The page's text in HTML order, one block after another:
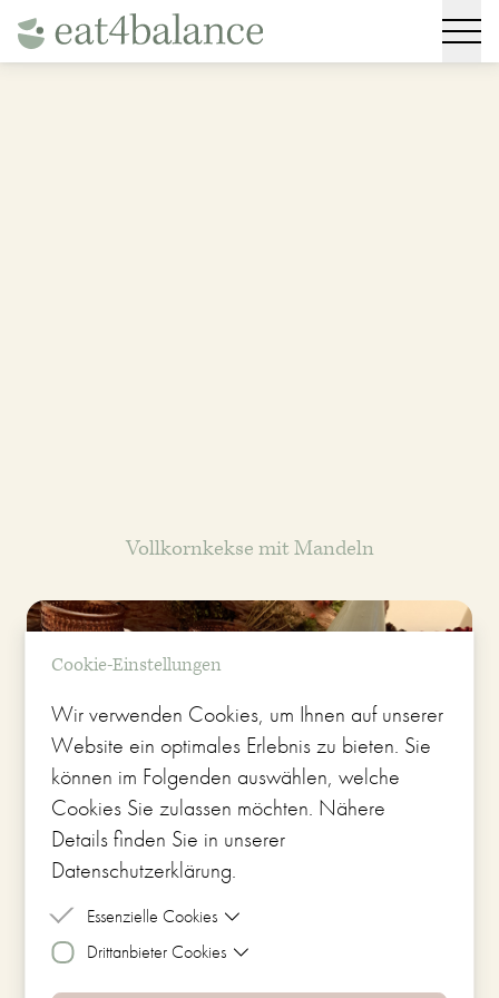
Cookie-Einstellungen
Wir verwenden Cookies, um Ihnen auf unserer
Website ein optimales Erlebnis zu bieten. Sie
können im Folgenden auswählen, welche
Cookies Sie zulassen möchten. Nähere
Details finden Sie in unserer
Datenschutzerklärung.
Essenzielle Cookies
Essenzielle Cookies sind Cookies, welche
für die ordnungsgemäße Funktion der
Drittanbieter Cookies
Drittanbieter Cookies sind Cookies, die
Vollkornkekse mit Mandeln